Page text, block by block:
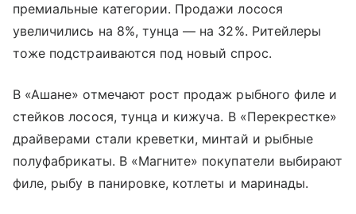
премиальные категории. Продажи лосося
увеличились на 8%, тунца — на 32%. Ритейлеры
тоже подстраиваются под новый спрос.
В «Ашане» отмечают рост продаж рыбного филе и
стейков лосося, тунца и кижуча. В «Перекрестке»
драйверами стали креветки, минтай и рыбные
полуфабрикаты. В «Магните» покупатели выбирают
филе, рыбу в панировке, котлеты и маринады.